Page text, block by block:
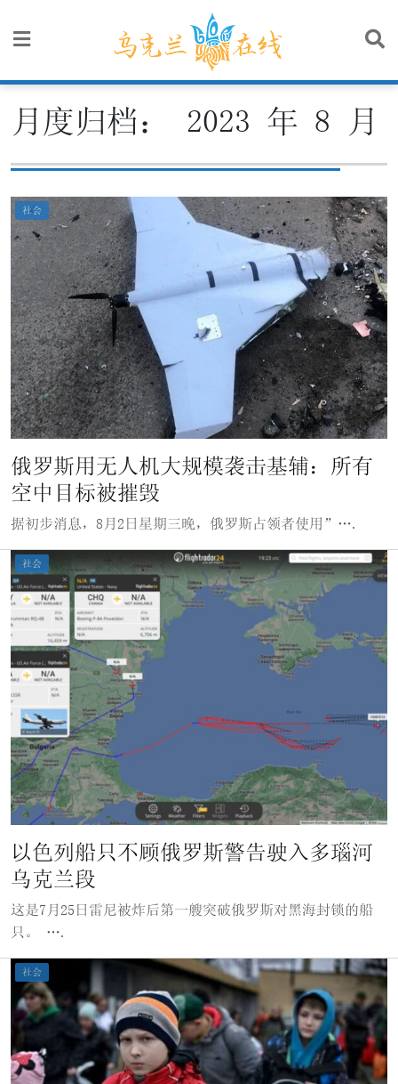
月度归档： 2023 年 8 月
社会
俄罗斯用无人机大规模袭击基辅：所有
空中目标被摧毁
据初步消息，8月2日星期三晚，俄罗斯占领者使用”….
社会
以色列船只不顾俄罗斯警告驶入多瑙河
乌克兰段
这是7月25日雷尼被炸后第一艘突破俄罗斯对黑海封锁的船
只。 ….
社会